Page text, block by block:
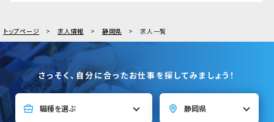
トップページ 求人情報 静岡県 求人一覧
さっそく、自分に合ったお仕事を探してみましょう！